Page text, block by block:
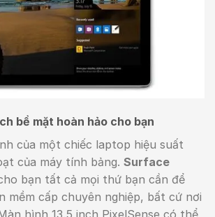
bề mặt hoàn hảo cho bạn
của một chiếc laptop hiệu suất
của máy tính bảng. Surface
bạn tất cả mọi thứ bạn cần để
mềm cấp chuyên nghiệp, bất cứ nơi
hình 13,5 inch PixelSense có thể